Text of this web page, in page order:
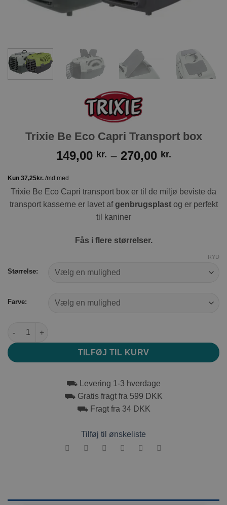
Trixie Be Eco Capri Transport box
149,00 kr. – 270,00 kr.
270,00 kr.
Trixie Be Eco Capri transport box er til de miljø beviste da
transport kasserne er lavet afgenbrugsplastog er perfekt
til kaniner
Fås i flere størrelser.
Størrelse:
Farve:
RYD
Trixie Be Eco Capri Transport box antal
TILFØJ TIL KURV
⛟ Levering 1-3 hverdage
⛟ Gratis fragt fra 599 DKK
⛟ Fragt fra 34 DKK
Tilføj til ønskeliste